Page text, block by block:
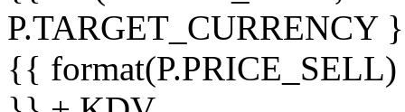
P.TARGET_CURRENCY
{{